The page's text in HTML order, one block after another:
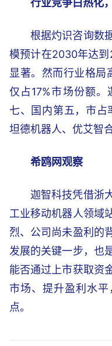
行业竞争白热化
根据灼识咨询数
模预计在2030年达
显著。然而行业格
仅占17%市场份额
七、国内第五，市占
坦德机器人、优艾智
希鸥网观察
迦智科技凭借浙
工业移动机器人领域
烈、公司尚未盈利的
发展的关键一步，也
能否通过上市获取资
市场、提升盈利水
点。